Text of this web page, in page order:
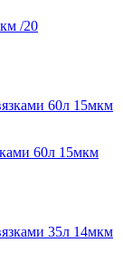
/20
60л 15мкм